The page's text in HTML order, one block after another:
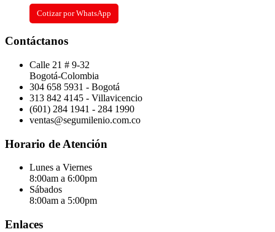
Cotizar por WhatsApp
Contáctanos
Calle 21 # 9-32
Bogotá-Colombia
304 658 5931 - Bogotá
313 842 4145 - Villavicencio
(601) 284 1941 - 284 1990
ventas@segumilenio.com.co
Horario de Atención
Lunes a Viernes
8:00am a 6:00pm
Sábados
8:00am a 5:00pm
Enlaces